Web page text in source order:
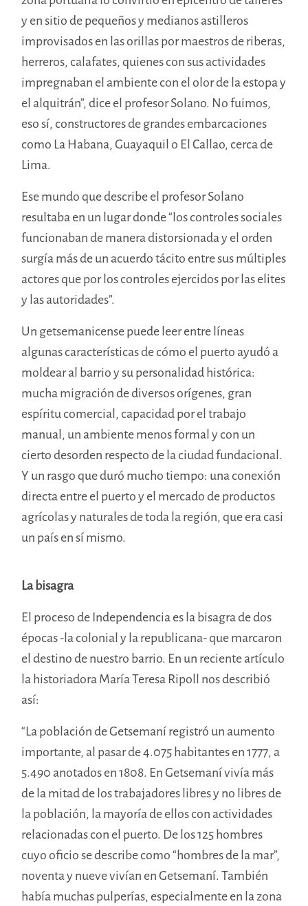
y en sitio de pequeños y medianos astilleros
improvisados en las orillas por maestros de riberas,
herreros, calafates, quienes con sus actividades
impregnaban el ambiente con el olor de la estopa y
el alquitrán”, dice el profesor Solano. No fuimos,
eso sí, constructores de grandes embarcaciones
como La Habana, Guayaquil o El Callao, cerca de
Lima.
Ese mundo que describe el profesor Solano
resultaba en un lugar donde “los controles sociales
funcionaban de manera distorsionada y el orden
surgía más de un acuerdo tácito entre sus múltiples
actores que por los controles ejercidos por las elites
y las autoridades”.
Un getsemanicense puede leer entre líneas
algunas características de cómo el puerto ayudó a
moldear al barrio y su personalidad histórica:
mucha migración de diversos orígenes, gran
espíritu comercial, capacidad por el trabajo
manual, un ambiente menos formal y con un
cierto desorden respecto de la ciudad fundacional.
Y un rasgo que duró mucho tiempo: una conexión
directa entre el puerto y el mercado de productos
agrícolas y naturales de toda la región, que era casi
un país en sí mismo.
La bisagra
El proceso de Independencia es la bisagra de dos
épocas -la colonial y la republicana- que marcaron
el destino de nuestro barrio. En un reciente artículo
la historiadora María Teresa Ripoll nos describió
así:
“La población de Getsemaní registró un aumento
importante, al pasar de 4.075 habitantes en 1777, a
5.490 anotados en 1808. En Getsemaní vivía más
de la mitad de los trabajadores libres y no libres de
la población, la mayoría de ellos con actividades
relacionadas con el puerto. De los 125 hombres
cuyo oficio se describe como “hombres de la mar”,
noventa y nueve vivían en Getsemaní. También
había muchas pulperías, especialmente en la zona